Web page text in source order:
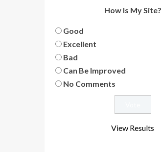
How Is My Site?
Good
Excellent
Bad
Can Be Improved
No Comments
View Results